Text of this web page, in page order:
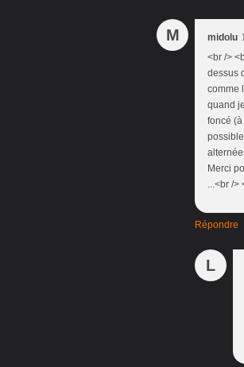
M midolu
<br />
dessus
comme
quand
foncé
Merci
...<br />
Répondre
L